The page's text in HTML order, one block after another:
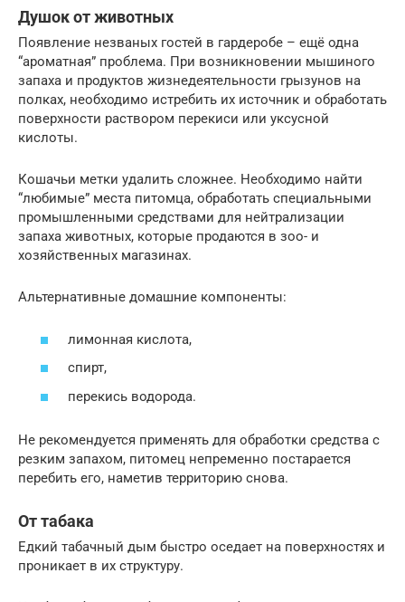
Душок от животных
Появление незваных гостей в гардеробе – ещё одна
“ароматная” проблема. При возникновении мышиного
запаха и продуктов жизнедеятельности грызунов на
полках, необходимо истребить их источник и обработать
поверхности раствором перекиси или уксусной
кислоты.
Кошачьи метки удалить сложнее. Необходимо найти
“любимые” места питомца, обработать специальными
промышленными средствами для нейтрализации
запаха животных, которые продаются в зоо- и
хозяйственных магазинах.
Альтернативные домашние компоненты:
лимонная кислота,
спирт,
перекись водорода.
Не рекомендуется применять для обработки средства с
резким запахом, питомец непременно постарается
перебить его, наметив территорию снова.
От табака
Едкий табачный дым быстро оседает на поверхностях и
проникает в их структуру.